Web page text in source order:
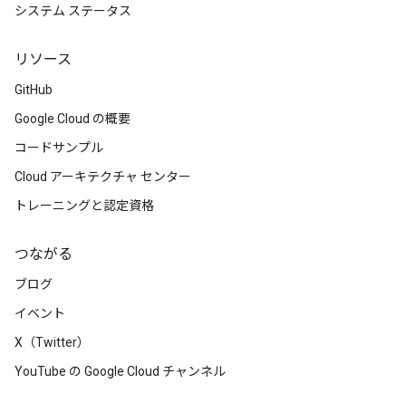
システム ステータス
リソース
GitHub
Google Cloud の概要
コードサンプル
Cloud アーキテクチャ センター
トレーニングと認定資格
つながる
ブログ
イベント
X（Twitter）
YouTube の Google Cloud チャンネル